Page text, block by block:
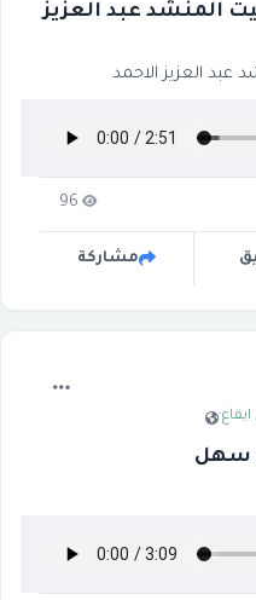
المنشد عبد العزيز
العزيز الاحمد
96
مشاركة
·
سهل